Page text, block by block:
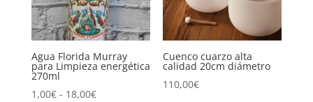
Agua Florida Murray
para Limpieza energética
270ml
1,00€ - 18,00€Rango
Cuenco cuarzo alta
calidad 20cm diámetro
110,00€